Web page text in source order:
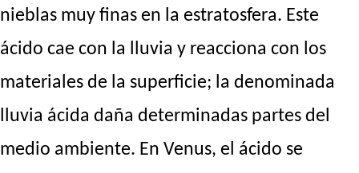
nieblas muy finas en la estratosfera. Este
ácido cae con la lluvia y reacciona con los
materiales de la superficie; la denominada
lluvia ácida daña determinadas partes del
medio ambiente. En Venus, el ácido se